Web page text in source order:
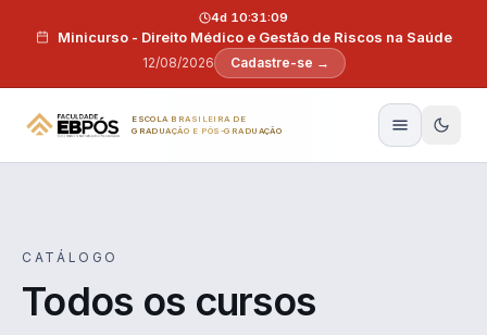
Minicurso - Direito Médico e Gestão de Riscos na Saúde
12/08/2026
4d 10:31:08
Cadastre-se →
ESCOLA BRASILEIRA DE
GRADUAÇÃO E PÓS-GRADUAÇÃO
CATÁLOGO
Todos os cursos